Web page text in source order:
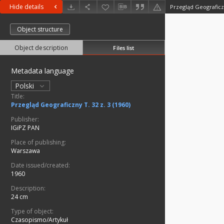
Hide details Przegląd
Object structure
Object description Files list
Metadata language
Polski
Title:
Przegląd Geograficzny T. 32 z. 3 (1960)
Publisher:
IGiPZ PAN
Place of publishing:
Warszawa
Date issued/created:
1960
Description:
24 cm
Type of object:
Czasopismo/Artykuł